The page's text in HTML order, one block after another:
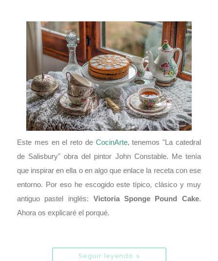
Este mes en el reto de CocinArte, tenemos "La catedral
de Salisbury" obra del pintor John Constable. Me tenía
que inspirar en ella o en algo que enlace la receta con ese
entorno. Por eso he escogido este típico, clásico y muy
antiguo pastel inglés: Victoria Sponge Pound Cake.
Ahora os explicaré el porqué.
Seguir leyendo »